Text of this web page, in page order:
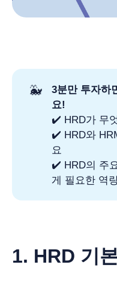
🐳
3분만 투자하
요!
✔️ HRD가 무
✔️ HRD와
요
✔️ HRD의 주
게 필요한 역
1. HRD 기